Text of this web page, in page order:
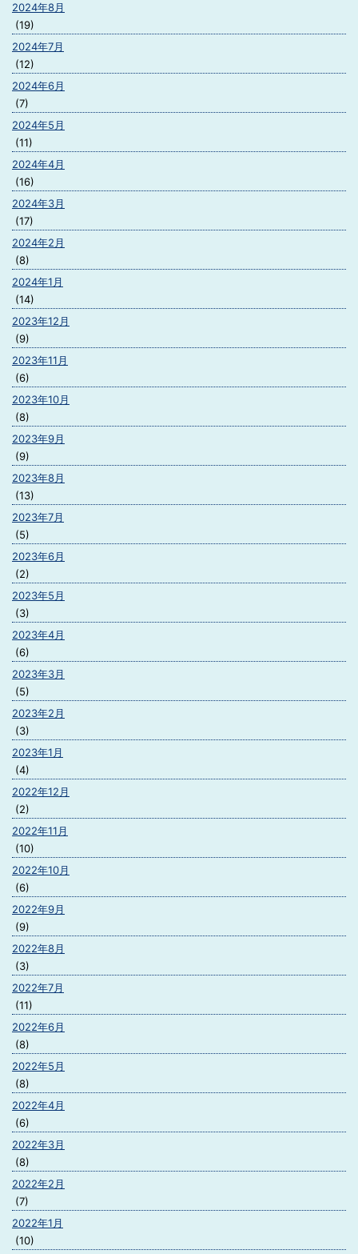
2024年8月
(19)
2024年7月
(12)
2024年6月
(7)
2024年5月
(11)
2024年4月
(16)
2024年3月
(17)
2024年2月
(8)
2024年1月
(14)
2023年12月
(9)
2023年11月
(6)
2023年10月
(8)
2023年9月
(9)
2023年8月
(13)
2023年7月
(5)
2023年6月
(2)
2023年5月
(3)
2023年4月
(6)
2023年3月
(5)
2023年2月
(3)
2023年1月
(4)
2022年12月
(2)
2022年11月
(10)
2022年10月
(6)
2022年9月
(9)
2022年8月
(3)
2022年7月
(11)
2022年6月
(8)
2022年5月
(8)
2022年4月
(6)
2022年3月
(8)
2022年2月
(7)
2022年1月
(10)